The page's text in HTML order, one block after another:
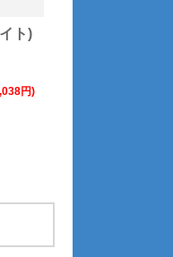
ト)
円)